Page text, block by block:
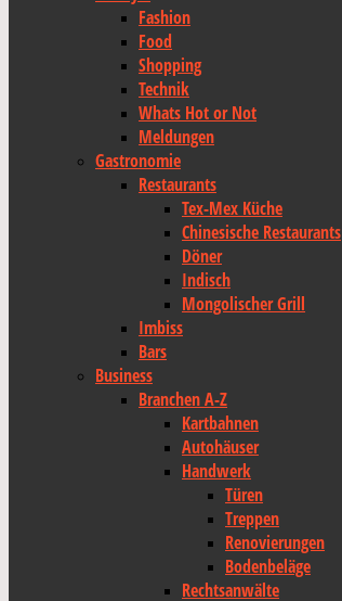
Fashion
Food
Shopping
Technik
Whats Hot or Not
Meldungen
Gastronomie
Restaurants
Tex-Mex Küche
Chinesische Restaurants
Döner
Indisch
Mongolischer Grill
Imbiss
Bars
Business
Branchen A-Z
Kartbahnen
Autohäuser
Handwerk
Türen
Treppen
Renovierungen
Bodenbeläge
Rechtsanwälte